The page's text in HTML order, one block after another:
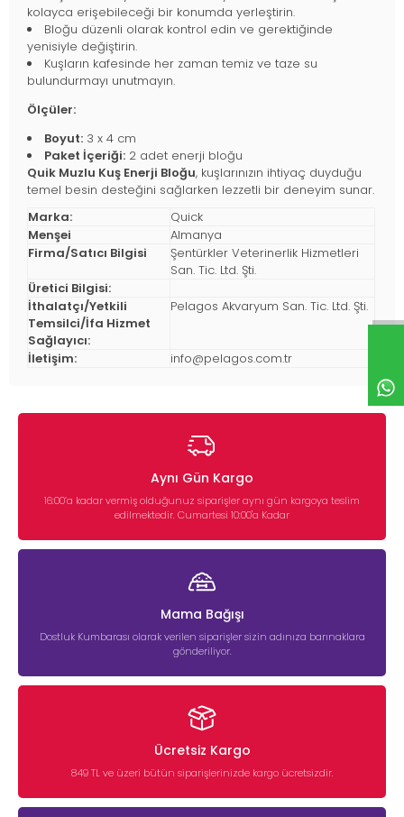
kolayca erişebileceği bir konumda yerleştirin.
Bloğu düzenli olarak kontrol edin ve gerektiğinde
yenisiyle değiştirin.
Kuşların kafesinde her zaman temiz ve taze su
bulundurmayı unutmayın.
Ölçüler:
Boyut: 3 x 4 cm
Paket İçeriği: 2 adet enerji bloğu
Quik Muzlu Kuş Enerji Bloğu, kuşlarınızın ihtiyaç duyduğu
temel besin desteğini sağlarken lezzetli bir deneyim sunar.
Marka:
Quick
Menşei
Almanya
Firma/Satıcı Bilgisi
Şentürkler Veterinerlik Hizmetleri
San. Tic. Ltd. Şti.
Üretici Bilgisi:
İthalatçı/Yetkili
Temsilci/İfa Hizmet
Sağlayıcı:
Pelagos Akvaryum San. Tic. Ltd. Şti.
İletişim: info@pelagos.com.tr
Aynı Gün Kargo
16:00’a kadar vermiş olduğunuz siparişler aynı gün kargoya teslim
edilmektedir. Cumartesi 10:00'a Kadar
Mama Bağışı
Dostluk Kumbarası olarak verilen siparişler sizin adınıza barınaklara
gönderiliyor.
Ücretsiz Kargo
849 TL ve üzeri bütün siparişlerinizde kargo ücretsizdir.